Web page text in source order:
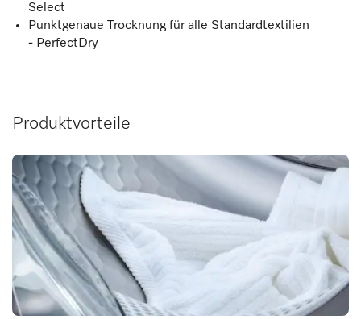
Select
Punktgenaue Trocknung für alle Standardtextilien
- PerfectDry
Produktvorteile